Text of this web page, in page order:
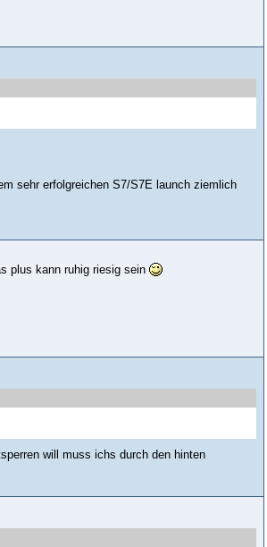
sehr erfolgreichen S7/S7E launch ziemlich
plus kann ruhig riesig sein
will muss ichs durch den hinten